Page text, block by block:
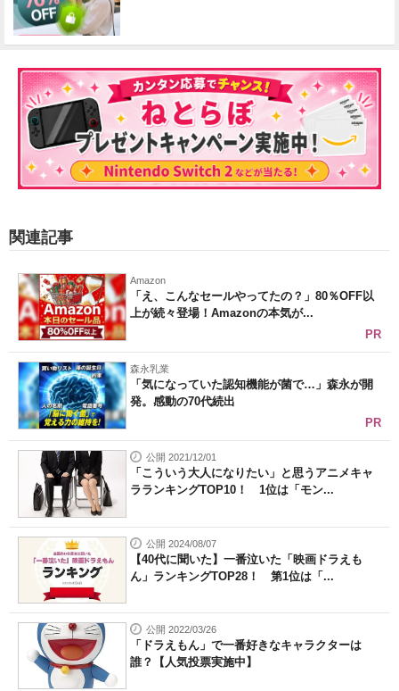
関連記事
Amazon
「え、こんなセールやってたの？」80％OFF以
上が続々登場！Amazonの本気が...
PR
森永乳業
「気になっていた認知機能が菌で…」森永が開
発。感動の70代続出
PR
公開 2021/12/01
「こういう大人になりたい」と思うアニメキャ
ラランキングTOP10！ 1位は「モン...
公開 2024/08/07
【40代に聞いた】一番泣いた「映画ドラえも
ん」ランキングTOP28！ 第1位は「...
公開 2022/03/26
「ドラえもん」で一番好きなキャラクターは
誰？【人気投票実施中】